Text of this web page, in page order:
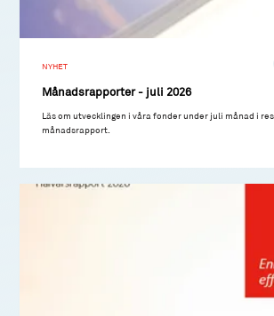
NYHET
Månadsrapporter - juli 2026
Läs om utvecklingen i våra fonder under juli månad i
månadsrapport.